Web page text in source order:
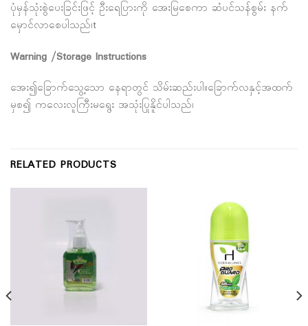
ပုံမှန်သုံးစွဲပေးခြင်းဖြင့် ဦးရေပြားကို အေးမြစေကာ ဆံပင်သန်စွမ်း နက်
မှောင်လာစေပါသည်၊t
Warning /Storage Instructions
အေး၍ခြောက်သွေ့သော နေရာတွင် သိမ်းဆည်းပါ။ခြောက်လနှင့်အထက်
မှစ၍ ကလေးလူကြီးမရွေး အသုံးပြုနိူင်ပါသည်၊
RELATED PRODUCTS